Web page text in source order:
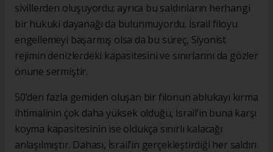
sivillerden oluşuyordu; ayrıca bu saldırıların herhangi
bir hukuki dayanağı da bulunmuyordu. İsrail filoyu
engellemeyi başarmış olsa da bu süreç, Siyonist
rejimin denizlerdeki kapasitesini ve sınırlarını da gözler
önüne sermiştir.
50’den fazla gemiden oluşan bir filonun ablukayı kırma
ihtimalinin çok daha yüksek olduğu, İsrail’in buna karşı
koyma kapasitesinin ise oldukça sınırlı kalacağı
anlaşılmıştır. Dahası, İsrail’in gerçekleştirdiği her saldırı